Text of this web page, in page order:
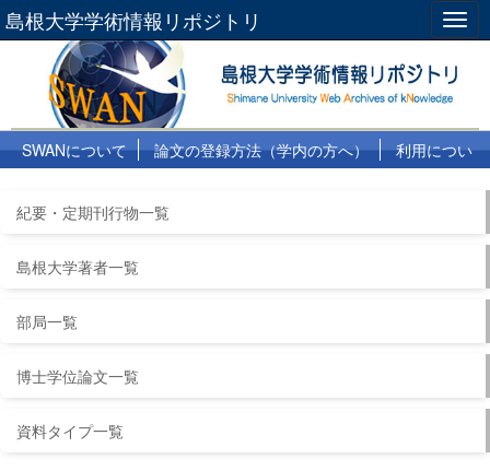
島根大学学術情報リポジトリ
SWANについて 論文の登録方法（学内の方へ）
利用につい
紀要・定期刊行物一覧
島根大学著者一覧
部局一覧
博士学位論文一覧
資料タイプ一覧